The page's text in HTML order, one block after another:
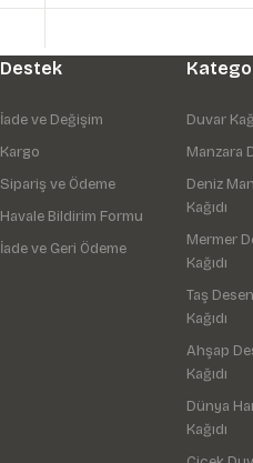
Destek
İade ve Değişim
Kargo
Sipariş ve Ödeme
Havale Bildirim Formu
İade ve Geri Ödeme
Duvar
Manzara
Deniz
Kağıdı
Mermer
Kağıdı
Taş
Kağıdı
Ahşap
Kağıdı
Dünya
Kağıdı